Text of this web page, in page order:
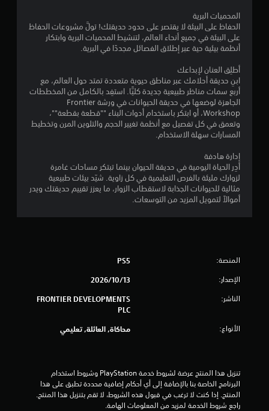
المحميات البرية
الحفاظ على البيئة لا يقتصر على حدود حديقتك! تولَّ مشروعات الحفاظ
على البيئة في جميع أنحاء العالم، لتنشيط المحميات البرية وابتكار
أنظمة بيئية حية عبر إطلاق الفصائل مجددًا في البرية.
أطلِق العنان لإبداعك
ابنِ حديقة أحلامك عبر مناطق حيوية متعددة تمتد حول العالم، مع
أربع سمات مناظر طبيعية جديدة كليًّا. استفِد بالكامل من المخططات
الجاهزة لوضعها في حديقة الحيوانات في ورشة Frontier
Workshop، أو ابتكر باستخدام أدوات البناء ""قطعة بقطعة""،
وتعمق في كل تفصيل مع أنظمة تغيير الحجم والتلوين المرن وتخطيط
المسارات سهلة الاستخدام.
إدارة هادفة
أدِر الحياة اليومية في حديقة الحيوان بينما تبتكر مساحات غامرة
لزوارك مليئة بالفرص التعليمية في كل زاوية. شيّد بيئات طبيعية
مثالية للحيوانات الجذابة لاستقطاب الزوار، ما يعزز تقييم حديقتك ويدر
أموالاً لتمويل المزيد من التوسعات.
المنصة: PS5
الإصدار: 13‏/10‏/2026
الناشر:
FRONTIER DEVELOPMENTS
PLC
الأنواع: محاكاة, العائلة, تعليمي
راجع شروط الخدمة لمزيد من المعلومات الهامة.